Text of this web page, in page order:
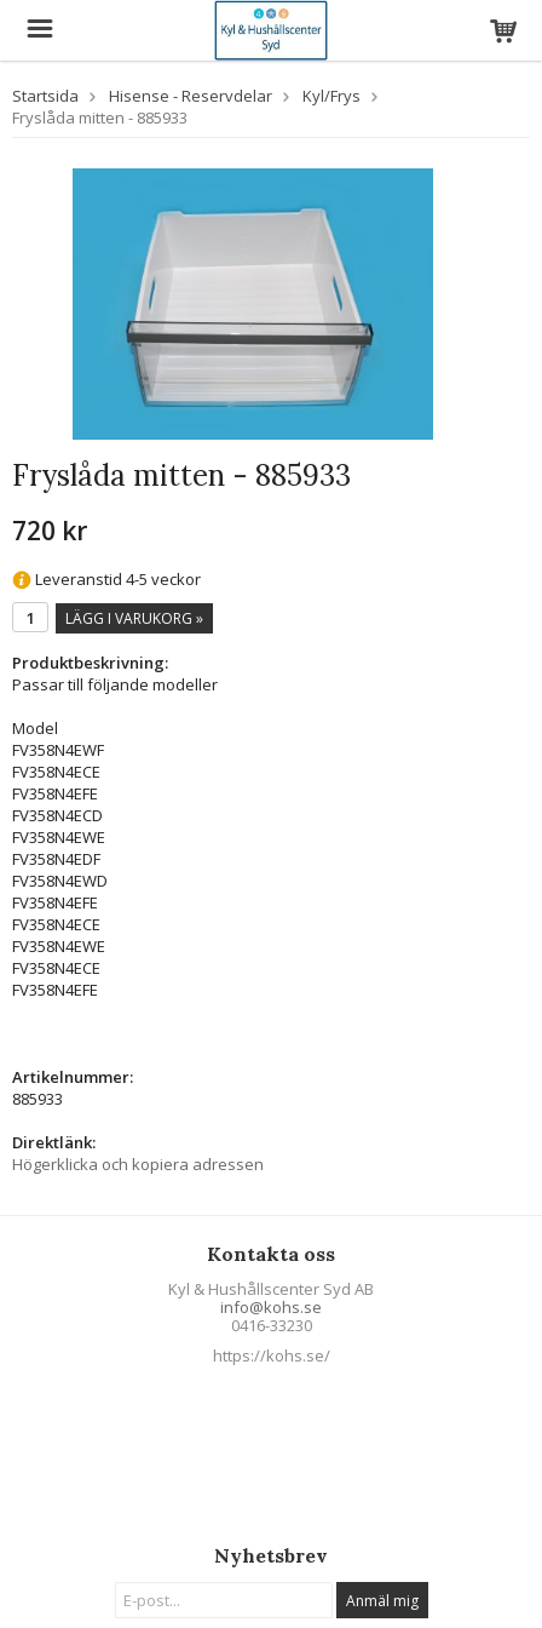
Startsida Hisense - Reservdelar
Kyl/Frys
Fryslåda mitten - 885933
Fryslåda mitten - 885933
720 kr
Leveranstid 4-5 veckor
LÄGG I VARUKORG »
Produktbeskrivning:
Passar till följande modeller
Model
FV358N4EWF
FV358N4ECE
FV358N4EFE
FV358N4ECD
FV358N4EWE
FV358N4EDF
FV358N4EWD
FV358N4EFE
FV358N4ECE
FV358N4EWE
FV358N4ECE
FV358N4EFE
Artikelnummer:
885933
Direktlänk:
Högerklicka och kopiera adressen
Kontakta oss
Kyl & Hushållscenter Syd AB
info@kohs.se
0416-33230
https://kohs.se/
Nyhetsbrev
Anmäl mig